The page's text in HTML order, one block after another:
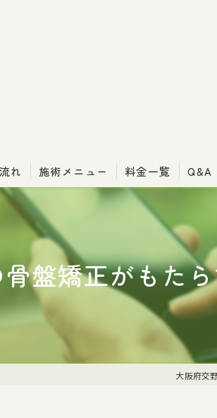
れ 施術メニュー 料金一覧 Q&A
盤矯正がもた
大阪府交